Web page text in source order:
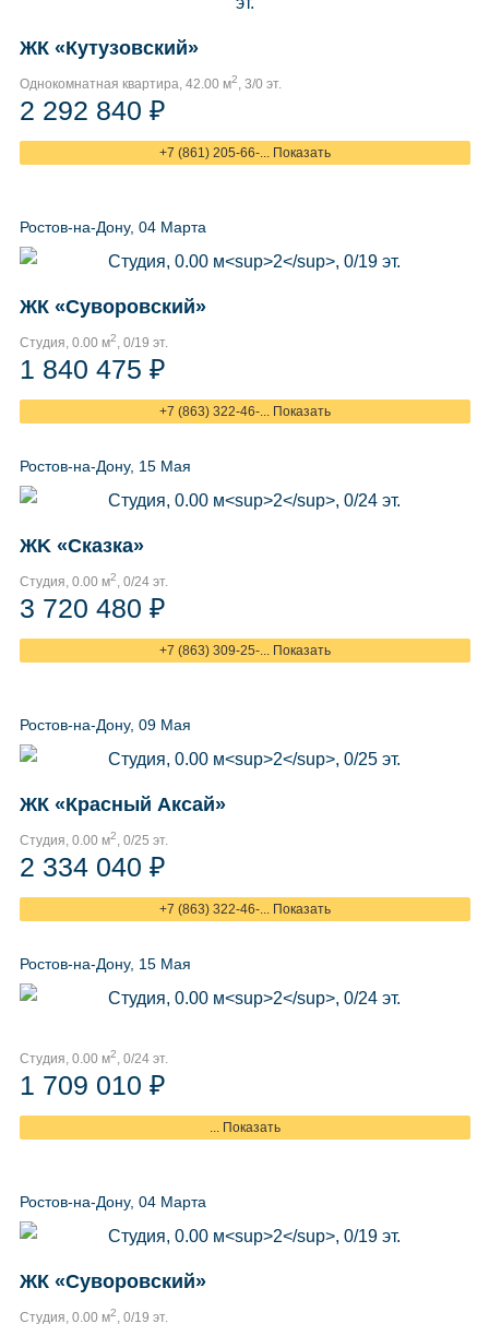
ЖК «Кутузовский»
Однокомнатная квартира, 42.00 м2, 3/0 эт.
2 292 840 ₽
+7 (861) 205-66-... Показать
Ростов-на-Дону, 04 Марта
ЖК «Суворовский»
Студия, 0.00 м2, 0/19 эт.
1 840 475 ₽
+7 (863) 322-46-... Показать
Ростов-на-Дону, 15 Мая
ЖK «Сказка»
Студия, 0.00 м2, 0/24 эт.
3 720 480 ₽
+7 (863) 309-25-... Показать
Ростов-на-Дону, 09 Мая
ЖК «Красный Аксай»
Студия, 0.00 м2, 0/25 эт.
2 334 040 ₽
+7 (863) 322-46-... Показать
Ростов-на-Дону, 15 Мая
Студия, 0.00 м2, 0/24 эт.
1 709 010 ₽
... Показать
Ростов-на-Дону, 04 Марта
ЖК «Суворовский»
Студия, 0.00 м2, 0/19 эт.